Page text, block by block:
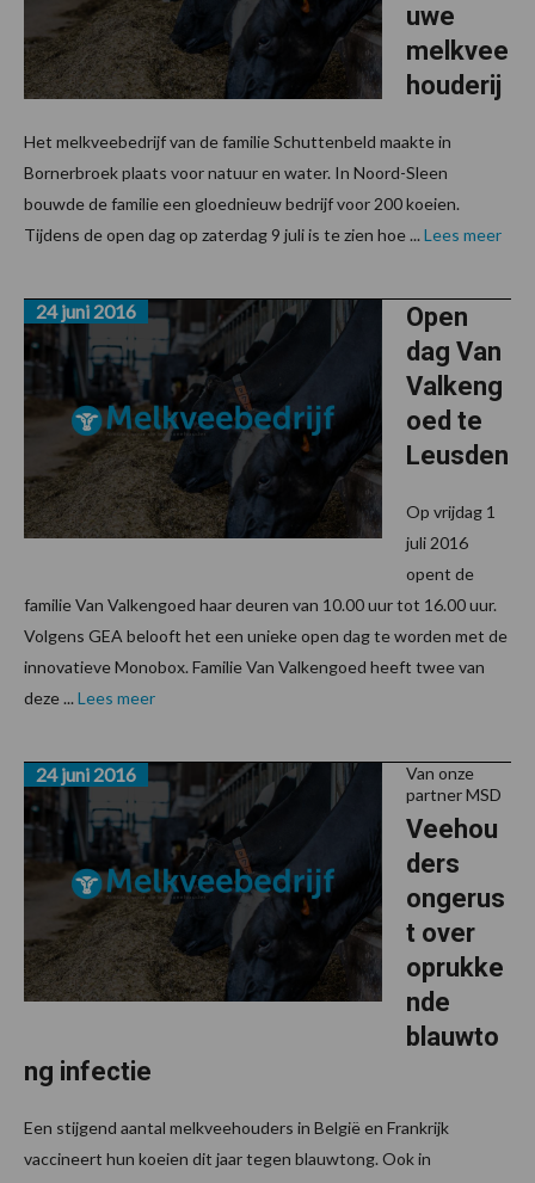
uwe
melkvee
houderij
Het melkveebedrijf van de familie Schuttenbeld maakte in
Bornerbroek plaats voor natuur en water. In Noord-Sleen
bouwde de familie een gloednieuw bedrijf voor 200 koeien.
Tijdens de open dag op zaterdag 9 juli is te zien hoe ... Lees meer
Open
dag Van
Valkeng
oed te
Leusden
24 juni 2016
Op vrijdag 1
juli 2016
opent de
familie Van Valkengoed haar deuren van 10.00 uur tot 16.00 uur.
Volgens GEA belooft het een unieke open dag te worden met de
innovatieve Monobox. Familie Van Valkengoed heeft twee van
deze ... Lees meer
Van onze
partner MSD
Veehou
ders
ongerus
t over
oprukke
nde
blauwto
ng infectie
24 juni 2016
Een stijgend aantal melkveehouders in België en Frankrijk
vaccineert hun koeien dit jaar tegen blauwtong. Ook in